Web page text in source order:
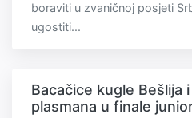
boraviti u zvaničnoj posjeti
ugostiti...
Bacačice kugle Bešlija
plasmana u finale